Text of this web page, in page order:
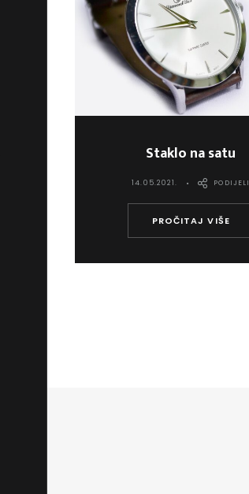
Staklo na satu
14.05.2021.
PROČITAJ VIŠE
PODIJELI